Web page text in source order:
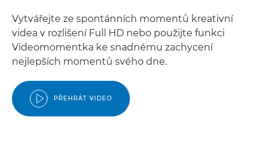
Vytvářejte ze spontánních momentů kreativní
videa v rozlišení Full HD nebo použijte funkci
Videomomentka ke snadnému zachycení
nejlepších momentů svého dne.
PŘEHRÁT VIDEO